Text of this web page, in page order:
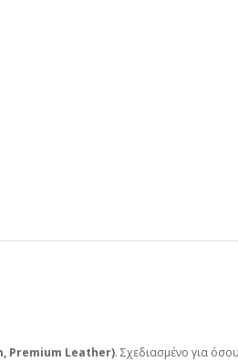
Premium Leather). Σχεδιασμένο για